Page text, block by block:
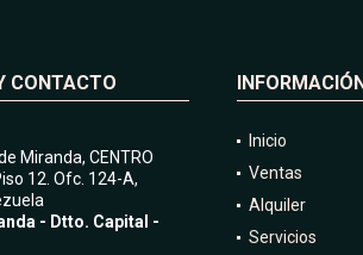
CONTACTO
Miranda, CENTRO
12. Ofc. 124-A,
- Dtto. Capital -
Inicio
Ventas
Alquiler
Servicios